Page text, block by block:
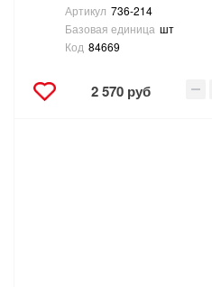
Артикул 736-214
Базовая единица шт
Код 84669
2 570 руб